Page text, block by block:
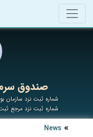
صندوق
شماره ثبت نزد سازمان
شماره ثبت نزد مرجع
News